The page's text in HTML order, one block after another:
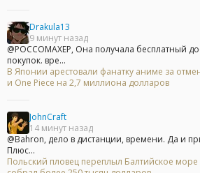
Drakula13
9 минут назад
@POCCOMAXEP, Она получала бесплатный
покупок. вре...
В Японии арестовали фанатку аниме за
и One Piece на 2,7 миллиона долларов
JohnCraft
14 минут назад
@Bahron, дело в дистанции, времени. Да и
Плюс...
Польский пловец переплыл Балтийское море